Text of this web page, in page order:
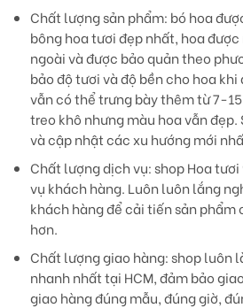
Chất lượng sản phẩm: bó hoa
bông hoa tươi đẹp nhất, hoa
ngoài và được bảo quản theo
bảo độ tươi và độ bền cho hoa
vẫn có thể trưng bày thêm từ 7-
treo khô nhưng màu hoa vẫn
và cập nhật các xu hướng mới
Chất lượng dịch vụ: shop Hoa
vụ khách hàng. Luôn luôn lắng
khách hàng để cải tiến sản phẩm
hơn.
Chất lượng giao hàng: shop luôn
nhanh nhất tại HCM, đảm bảo
giao hàng đúng mẫu, đúng giờ,